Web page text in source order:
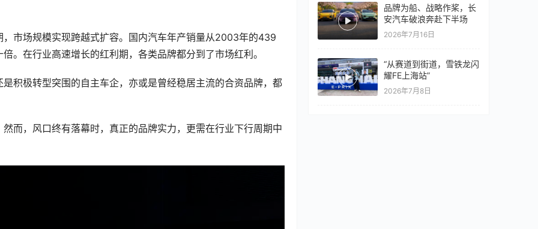
市场规模实现跨越式扩容。国内汽车年产销量从2003年的439
。在行业高速增长的红利期，各类品牌都分到了市场红利。
积极转型突围的自主车企，亦或是曾经稳居主流的合资品牌，都
而，风口终有落幕时，真正的品牌实力，更需在行业下行周期中
品牌为船、战略作桨，长
安汽车破浪奔赴下半场
2026年7月16日
“从赛道到街道，雪铁龙闪
耀FE上海站”
2026年7月8日